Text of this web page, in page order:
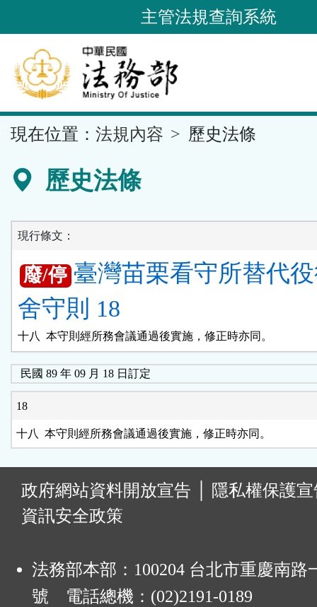
到
要
內
容
區
主管法規查詢系統
現在位置： 法規內容 歷史法條
歷史法條
現行條文：
廢/停 臺灣苗栗看守所替代
舍守則 18
民國 89 年 09 月 18 日訂定
18
政府網站資料開放宣告
隱私權保護
資訊安全政策
法務部本部：100204 台北市重慶南路
號 電話總機：(02)2191-0189